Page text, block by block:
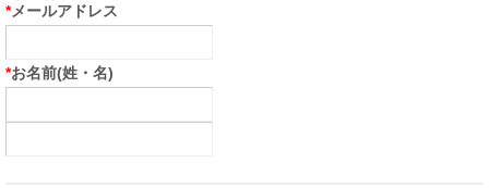
*メールアドレス
*お名前(姓・名)